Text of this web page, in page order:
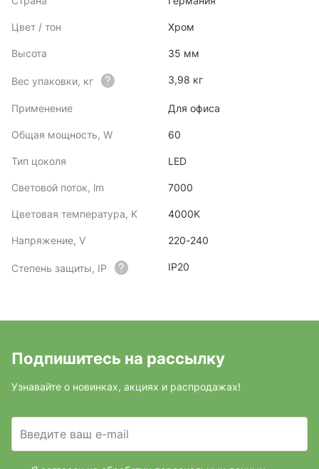
Цвет / тон Хром
Высота 35 мм
Вес упаковки, кг 3,98 кг
Применение Для офиса
Общая мощность, W 60
Тип цоколя LED
Световой поток, lm 7000
Цветовая температура, K 4000K
Напряжение, V 220-240
Степень защиты, IP IP20
Подпишитесь на рассылку
Узнавайте о новинках, акциях и распродажах!
Введите ваш e-mail